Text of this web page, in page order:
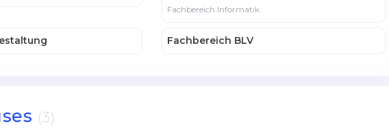
Fachbereich Informatik
Fachbereich BLV
(3)